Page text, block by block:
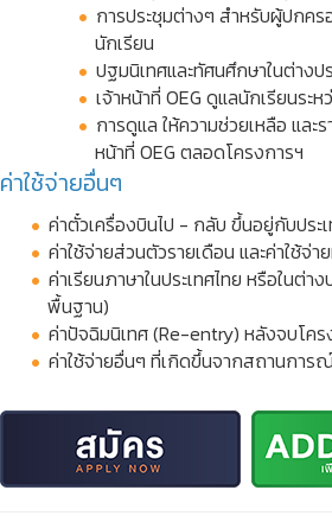
การประชุมต่างๆ สำหรับผู้ปกค
นักเรียน
ปฐมนิเทศและทัศนศึกษาในต่างป
เจ้าหน้าที่ OEG ดูแลนักเรียนระ
การดูแล ให้ความช่วยเหลือ และ
หน้าที่ OEG ตลอดโครงการฯ
ค่าใช้จ่ายอื่นๆ
ค่าตั๋วเครื่องบินไป - กลับ ขึ้นอยู่กับประ
ค่าใช้จ่ายส่วนตัวรายเดือน และค่าใช้จ่า
ค่าเรียนภาษาในประเทศไทย หรือในต่
พื้นฐาน)
ค่าปัจฉิมนิเทศ (Re-entry) หลังจบโคร
ค่าใช้จ่ายอื่นๆ ที่เกิดขึ้นจากสถานการ